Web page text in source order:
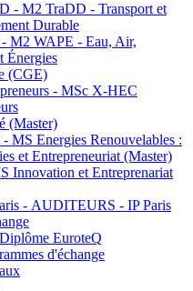
- M2 TraDD - Transport et
Durable
M2 WAPE - Eau, Air,
Énergies
(CGE)
- MSc X-HEC
(Master)
MS Energies Renouvelables :
et Entrepreneuriat (Master)
Innovation et Entreprenariat
- AUDITEURS - IP Paris
EuroteQ
d'échange